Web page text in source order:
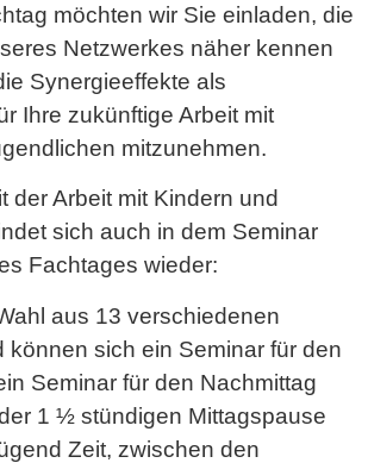
möchten wir Sie einladen, die
Netzwerkes näher kennen
Synergieeffekte als
Ihre zukünftige Arbeit mit
mitzunehmen.
der Arbeit mit Kindern und
sich auch in dem Seminar
Fachtages wieder:
aus 13 verschiedenen
können sich ein Seminar für den
Seminar für den Nachmittag
1 ½ stündigen Mittagspause
Zeit, zwischen den